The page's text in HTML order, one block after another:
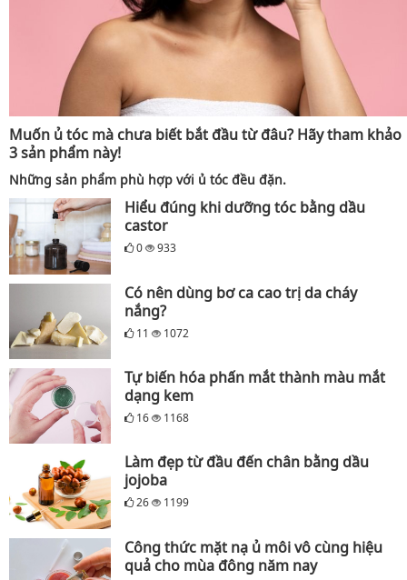
Muốn ủ tóc mà chưa biết bắt đầu từ đâu? Hãy tham khảo
3 sản phẩm này!
Những sản phẩm phù hợp với ủ tóc đều đặn.
Hiểu đúng khi dưỡng tóc bằng dầu
castor
0 933
Có nên dùng bơ ca cao trị da cháy
nắng?
11 1072
Tự biến hóa phấn mắt thành màu mắt
dạng kem
16 1168
Làm đẹp từ đầu đến chân bằng dầu
jojoba
26 1199
Công thức mặt nạ ủ môi vô cùng hiệu
quả cho mùa đông năm nay